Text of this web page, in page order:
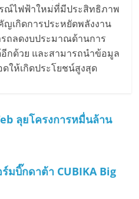
ณ์ไฟฟ้าใหม่ที่มีประสิทธิภาพ
เกิดการประหยัดพลังงาน
ถลดงบประมาณด้านการ
กด้วย และสามารถนำข้อมูล
ให้เกิดประโยชน์สูงสุด
ลุยโครงการหมื่นล้าน
มบิ๊กดาต้า CUBIKA Big